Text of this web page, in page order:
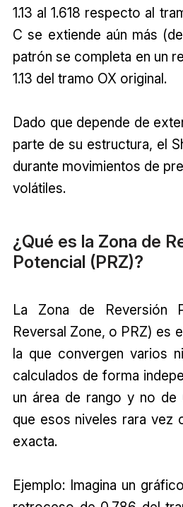
1.13 al 1.618 respecto al
C se extiende aún más
patrón se completa en un
1.13 del tramo OX original.
Dado que depende de
parte de su estructura, el
durante movimientos de
volátiles.
¿Qué es la Zona de
Potencial (PRZ)?
La Zona de Reversión
Reversal Zone, o PRZ) es
la que convergen varios
calculados de forma
un área de rango y no de
que esos niveles rara vez
exacta.
Ejemplo: Imagina un